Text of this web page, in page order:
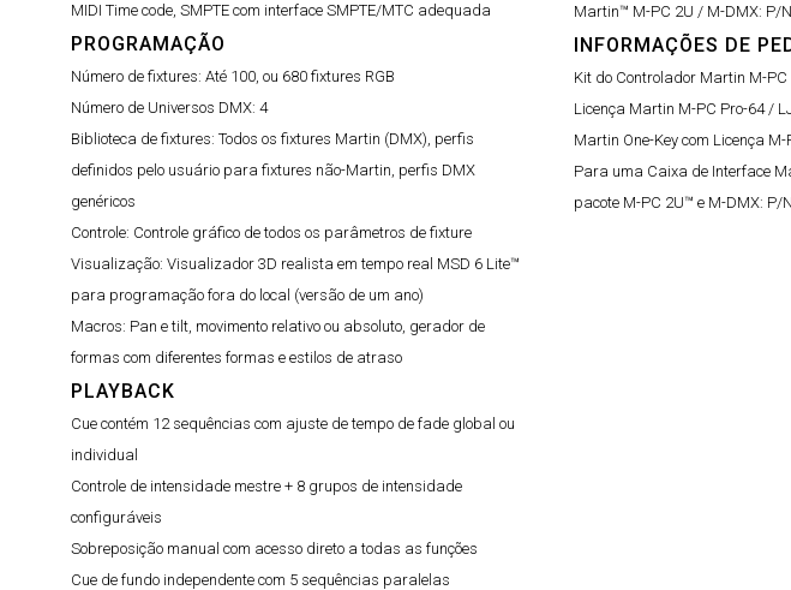
MIDI Time code, SMPTE com interface SMPTE/MTC adequada
PROGRAMAÇÃO
Número de fixtures: Até 100, ou 680 fixtures RGB
Número de Universos DMX: 4
Biblioteca de fixtures: Todos os fixtures Martin (DMX), perfis
definidos pelo usuário para fixtures não-Martin, perfis DMX
genéricos
Controle: Controle gráfico de todos os parâmetros de fixture
Visualização: Visualizador 3D realista em tempo real MSD 6 Lite™
para programação fora do local (versão de um ano)
Macros: Pan e tilt, movimento relativo ou absoluto, gerador de
formas com diferentes formas e estilos de atraso
PLAYBACK
Cue contém 12 sequências com ajuste de tempo de fade global ou
individual
Controle de intensidade mestre + 8 grupos de intensidade
configuráveis
Sobreposição manual com acesso direto a todas as funções
Cue de fundo independente com 5 sequências paralelas
Martin™ M-PC 2U / M-DMX: P/
INFORMAÇÕES DE
Kit do Controlador Martin M-PC
Licença Martin M-PC Pro-64 /
Martin One-Key com Licença
Para uma Caixa de Interface
pacote M-PC 2U™ e M-DMX: P/